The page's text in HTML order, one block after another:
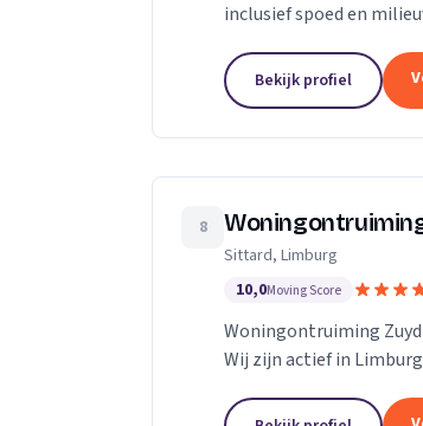
inclusief spoed en
Bekijk profiel
8
Sittard, Limburg
10,0Moving Score
Woningontruiming
Wij zijn actief in